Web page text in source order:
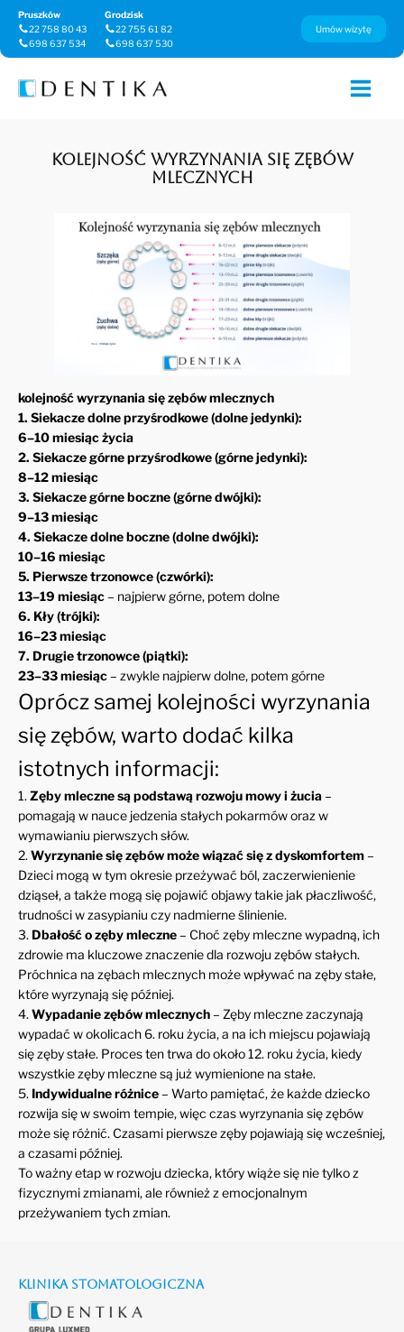
Pruszków
22 758 80 43
698 637 534
Grodzisk
22 755 61 82
698 637 530
Umów wizytę
Kolejność wyrzynania się zębów
mlecznych
kolejność wyrzynania się zębów mlecznych
1. Siekacze dolne przyśrodkowe (dolne jedynki):
6–10 miesiąc życia
2. Siekacze górne przyśrodkowe (górne jedynki):
8–12 miesiąc
3. Siekacze górne boczne (górne dwójki):
9–13 miesiąc
4. Siekacze dolne boczne (dolne dwójki):
10–16 miesiąc
5. Pierwsze trzonowce (czwórki):
13–19 miesiąc– najpierw górne, potem dolne
6. Kły (trójki):
16–23 miesiąc
7. Drugie trzonowce (piątki):
23–33 miesiąc– zwykle najpierw dolne, potem górne
Oprócz samej kolejności wyrzynania
się zębów, warto dodać kilka
istotnych informacji:
1. Zęby mleczne są podstawą rozwoju mowy i żucia–
pomagają w nauce jedzenia stałych pokarmów oraz w
wymawianiu pierwszych słów.
2. Wyrzynanie się zębów może wiązać się z dyskomfortem–
Dzieci mogą w tym okresie przeżywać ból, zaczerwienienie
dziąseł, a także mogą się pojawić objawy takie jak płaczliwość,
trudności w zasypianiu czy nadmierne ślinienie.
3. Dbałość o zęby mleczne– Choć zęby mleczne wypadną, ich
zdrowie ma kluczowe znaczenie dla rozwoju zębów stałych.
Próchnica na zębach mlecznych może wpływać na zęby stałe,
które wyrzynają się później.
4. Wypadanie zębów mlecznych– Zęby mleczne zaczynają
wypadać w okolicach 6. roku życia, a na ich miejscu pojawiają
się zęby stałe. Proces ten trwa do około 12. roku życia, kiedy
wszystkie zęby mleczne są już wymienione na stałe.
5. Indywidualne różnice– Warto pamiętać, że każde dziecko
rozwija się w swoim tempie, więc czas wyrzynania się zębów
może się różnić. Czasami pierwsze zęby pojawiają się wcześniej,
a czasami później.
To ważny etap w rozwoju dziecka, który wiąże się nie tylko z
fizycznymi zmianami, ale również z emocjonalnym
przeżywaniem tych zmian.
Klinika stomatologiczna